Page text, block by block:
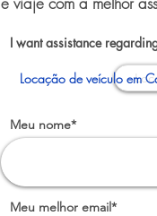
I want assistance
Locação de veículo em
Meu nome*
Meu melhor email*